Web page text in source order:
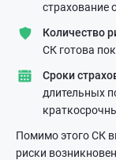
страхование
Количество
СК готова
Сроки
длительных
Помимо этого СК
риски